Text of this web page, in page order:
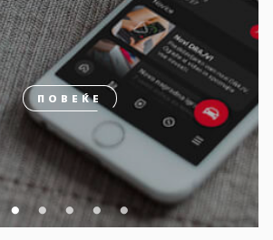
ПОВЕЌЕ